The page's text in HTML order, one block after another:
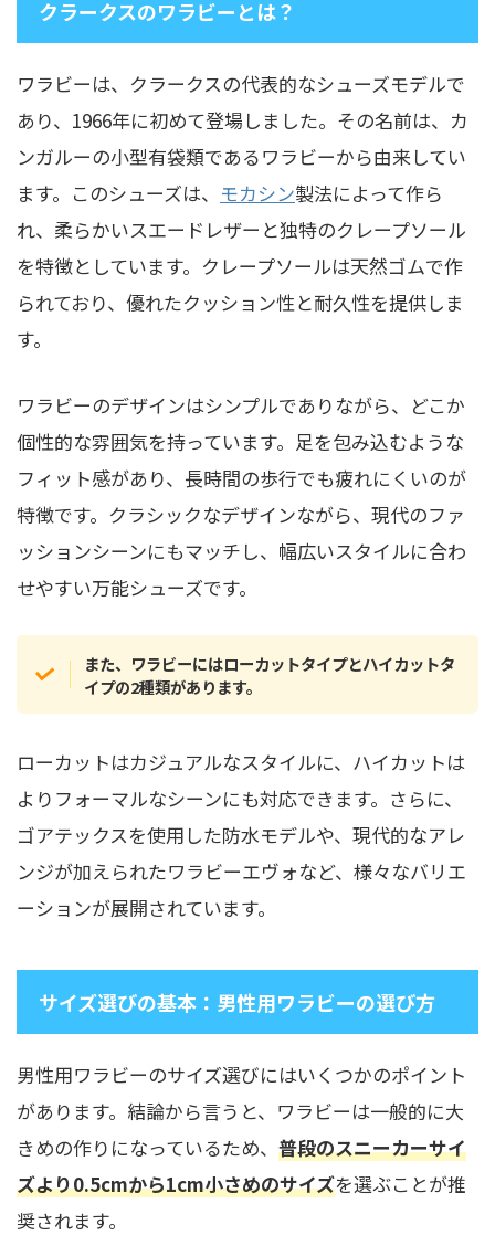
クラークスのワラビーとは？
ワラビーは、クラークスの代表的なシューズモデルで
あり、1966年に初めて登場しました。その名前は、カ
ンガルーの小型有袋類であるワラビーから由来してい
ます。このシューズは、 モカシン製法によって作ら
れ、柔らかいスエードレザーと独特のクレープソール
を特徴としています。クレープソールは天然ゴムで作
られており、優れたクッション性と耐久性を提供しま
す。
ワラビーのデザインはシンプルでありながら、どこか
個性的な雰囲気を持っています。足を包み込むような
フィット感があり、長時間の歩行でも疲れにくいのが
特徴です。クラシックなデザインながら、現代のファ
ッションシーンにもマッチし、幅広いスタイルに合わ
せやすい万能シューズです。
また、ワラビーにはローカットタイプとハイカットタ
イプの2種類があります。
ローカットはカジュアルなスタイルに、ハイカットは
よりフォーマルなシーンにも対応できます。さらに、
ゴアテックスを使用した防水モデルや、現代的なアレ
ンジが加えられたワラビーエヴォなど、様々なバリエ
ーションが展開されています。
サイズ選びの基本：男性用ワラビーの選び方
男性用ワラビーのサイズ選びにはいくつかのポイント
があります。結論から言うと、ワラビーは一般的に大
きめの作りになっているため、 普段のスニーカーサイ
ズより0.5cmから1cm小さめのサイズを選ぶことが推
奨されます。